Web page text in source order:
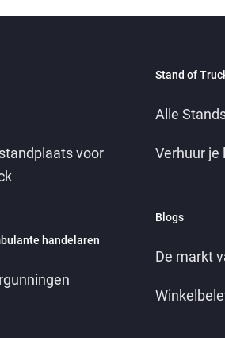
voor
handelaren
Stand of
Alle
Verhuur je
Blogs
De markt